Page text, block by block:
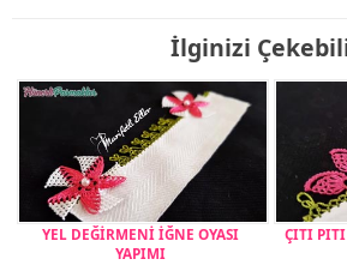
İlginizi
YEL DEĞİRMENİ İĞNE OYASI
YAPIMI
ÇITI PITI